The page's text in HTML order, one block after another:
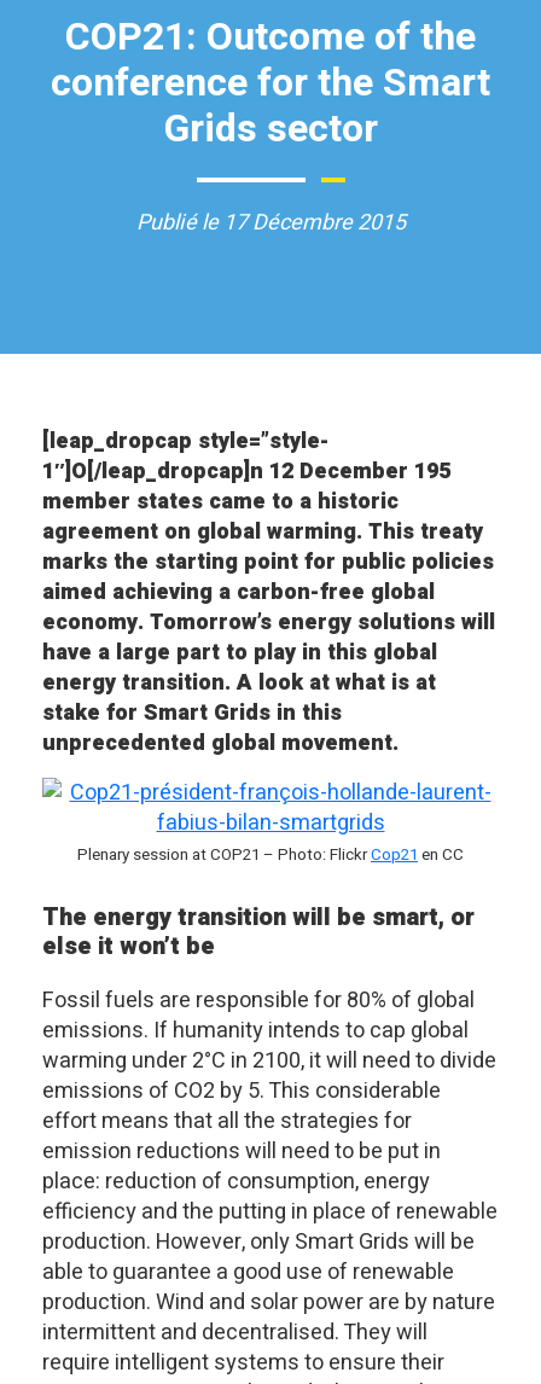
COP21: Outcome of the
conference for the Smart
Grids sector
Publié le 17 Décembre 2015
[leap_dropcap style=”style-
1″]O[/leap_dropcap]n 12 December 195
member states came to a historic
agreement on global warming. This treaty
marks the starting point for public policies
aimed achieving a carbon-free global
economy. Tomorrow’s energy solutions will
have a large part to play in this global
energy transition. A look at what is at
stake for Smart Grids in this
unprecedented global movement.
Plenary session at COP21 – Photo: FlickrCop21 en CC
The energy transition will be smart, or
else it won’t be
Fossil fuels are responsible for 80% of global
emissions. If humanity intends to cap global
warming under 2°C in 2100, it will need to divide
emissions of CO2 by 5. This considerable
effort means that all the strategies for
emission reductions will need to be put in
place: reduction of consumption, energy
efficiency and the putting in place of renewable
production. However, only Smart Grids will be
able to guarantee a good use of renewable
production. Wind and solar power are by nature
intermittent and decentralised. They will
require intelligent systems to ensure their